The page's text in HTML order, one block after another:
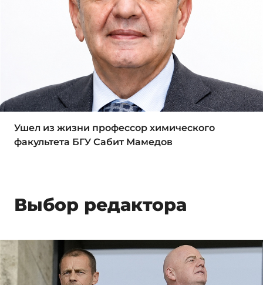
Ушел из жизни профессор химического
факультета БГУ Сабит Мамедов
Выбор редактора